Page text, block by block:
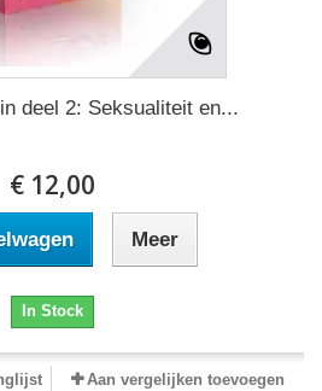
deel 2: Seksualiteit en...
€ 12,00
Meer
In Stock
Aan vergelijken toevoegen